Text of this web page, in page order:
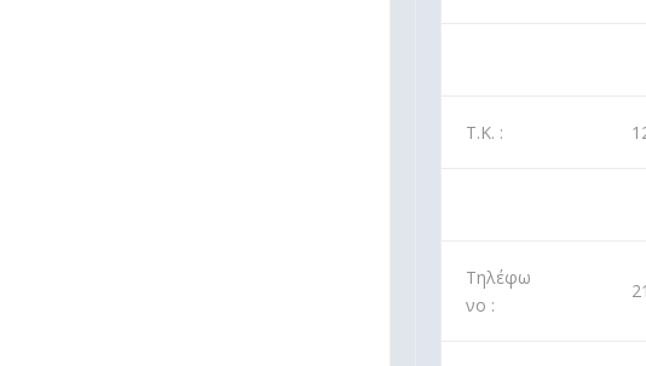
Τ.Κ. :
Τηλέφω
νο :